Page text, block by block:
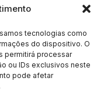
tecnologias como
do dispositivo. O
permitirá processar
ou IDs exclusivos neste
pode afetar